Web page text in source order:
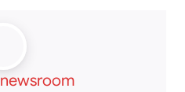
newsroom